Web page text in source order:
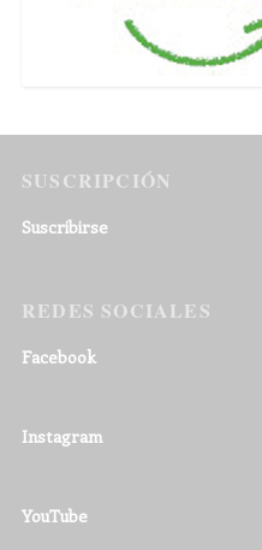
SUSCRIPCIÓN
Suscribirse
REDES SOCIALES
Facebook
Instagram
YouTube